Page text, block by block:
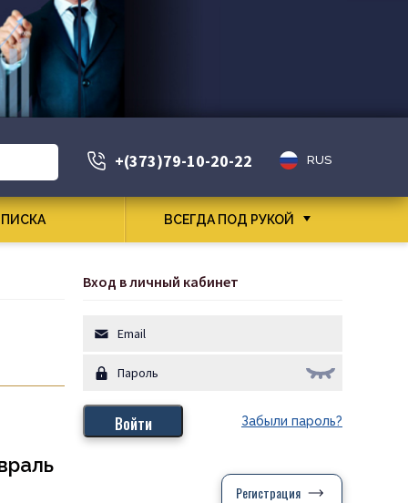
+(373)79-10-20-22 RUS
ВСЕГДА ПОД РУКОЙ
Вход в личный кабинет
Забыли пароль?
Регистрация